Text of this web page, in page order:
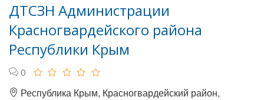
ДТСЗН Администрации
Красногвардейского района
Республики Крым
0
Республика Крым, Красногвардейский район,